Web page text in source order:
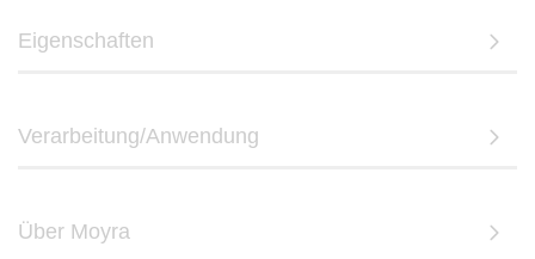
Eigenschaften
Verarbeitung/Anwendung
Über Moyra